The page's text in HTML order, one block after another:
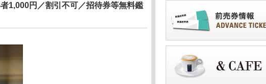
1,000円／割引不可／招待券等無料鑑